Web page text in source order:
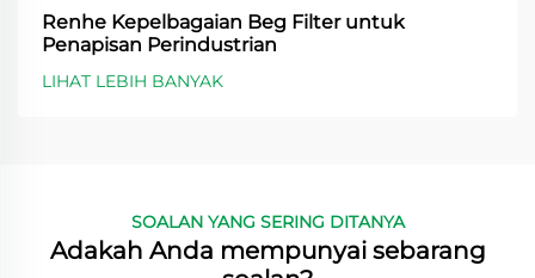
Renhe Kepelbagaian Beg Filter untuk
Penapisan Perindustrian
LIHAT LEBIH BANYAK
SOALAN YANG SERING DITANYA
Adakah Anda mempunyai sebarang